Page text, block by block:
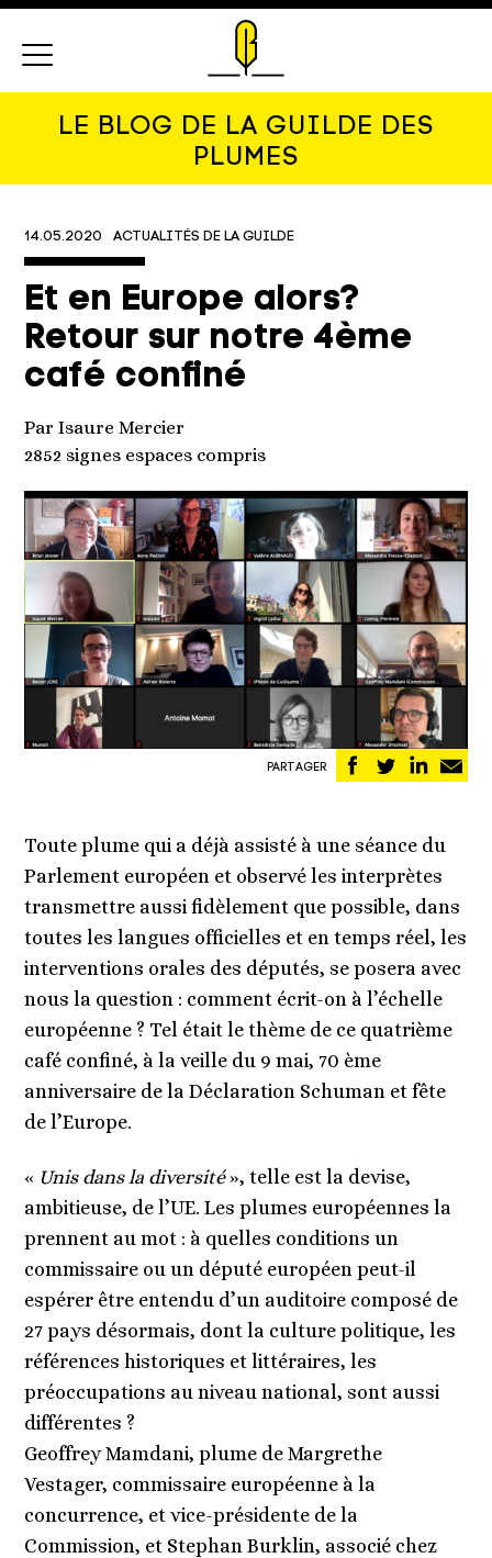
LE BLOG DE LA GUILDE DES
PLUMES
14.05.2020 ACTUALITÉS DE LA GUILDE
Et en Europe alors?
Retour sur notre 4ème
café confiné
Par Isaure Mercier
2852 signes espaces compris
PARTAGER
Partager
sur
Partager
sur sur
Toute plume qui a déjà assisté à une séance du
Parlement européen et observé les interprètes
transmettre aussi fidèlement que possible, dans
toutes les langues officielles et en temps réel, les
interventions orales des députés, se posera avec
nous la question : comment écrit-on à l’échelle
européenne ? Tel était le thème de ce quatrième
café confiné, à la veille du 9 mai, 70 ème
anniversaire de la Déclaration Schuman et fête
de l’Europe.
« Unis dans la diversité», telle est la devise,
ambitieuse, de l’UE. Les plumes européennes la
prennent au mot : à quelles conditions un
commissaire ou un député européen peut-il
espérer être entendu d’un auditoire composé de
27 pays désormais, dont la culture politique, les
références historiques et littéraires, les
préoccupations au niveau national, sont aussi
différentes ?
Geoffrey Mamdani, plume de Margrethe
Vestager, commissaire européenne à la
concurrence, et vice-présidente de la
Commission, et Stephan Burklin, associé chez